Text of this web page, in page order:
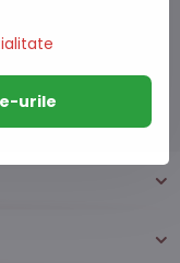
urile